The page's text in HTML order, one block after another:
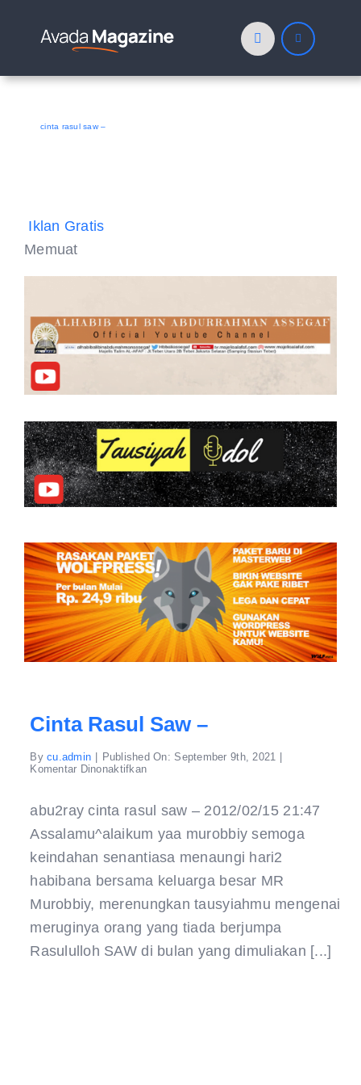
cinta rasul saw –
Iklan Gratis
Memuat
Cinta Rasul Saw –
Bycu.admin | Published On: September 9th, 2021 |
Komentar Dinonaktifkanpada
saw
–
abu2ray cinta rasul saw – 2012/02/15 21:47
Assalamu^alaikum yaa murobbiy semoga
keindahan senantiasa menaungi hari2
habibana bersama keluarga besar MR
Murobbiy, merenungkan tausyiahmu mengenai
meruginya orang yang tiada berjumpa
Rasululloh SAW di bulan yang dimuliakan [...]